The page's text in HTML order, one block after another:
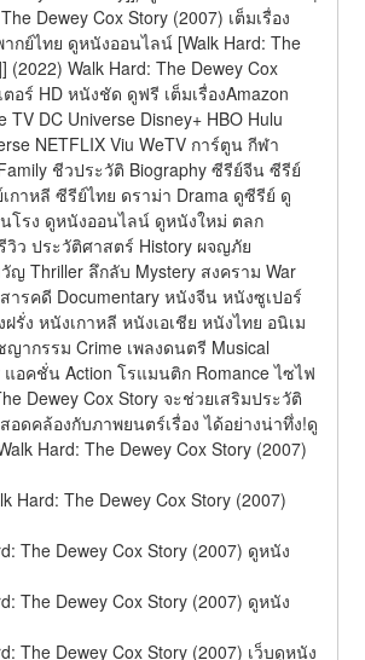
Dewey Cox Story (2007) เต็มเรื่อง
กย์ไทย ดูหนังออนไลน์ [Walk Hard: The
(2022) Walk Hard: The Dewey Cox
อร์ HD หนังชัด ดูฟรี เต็มเรื่องAmazon
TV DC Universe Disney+ HBO Hulu
NETFLIX Viu WeTV การ์ตูน กีฬา
ชีวประวัติ Biography ซีรีย์จีน ซีรีย์
กาหลี ซีรีย์ไทย ดราม่า Drama ดูซีรีย์ ดู
โรง ดูหนังออนไลน์ ดูหนังใหม่ ตลก
วิว ประวัติศาสตร์ History ผจญภัย
ญ Thriller ลึกลับ Mystery สงคราม War
ารคดี Documentary หนังจีน หนังซูเปอร์
ง หนังเกาหลี หนังเอเชีย หนังไทย อนิเม
ากรรม Crime เพลงดนตรี Musical
อคชั่น Action โรแมนติก Romance ไซไฟ
Dewey Cox Story จะช่วยเสริมประวัติ
ดคล้องกับภาพยนตร์เรื่อง ได้อย่างน่าทึ่ง!ดู
Hard: The Dewey Cox Story (2007)
Hard: The Dewey Cox Story (2007)
The Dewey Cox Story (2007) ดูหนัง
The Dewey Cox Story (2007) ดูหนัง
The Dewey Cox Story (2007) เว็บดูหนัง